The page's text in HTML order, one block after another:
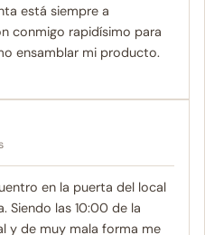
está siempre a
conmigo rapidísimo para
ensamblar mi producto.
en la puerta del local
Siendo las 10:00 de la
y de muy mala forma me